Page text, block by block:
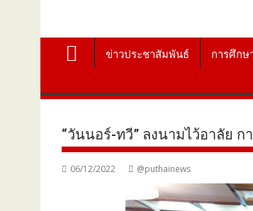
ข่าวประชาสัมพันธ์ การศึกษ
“วันนอร์-ทวี” ลงนามไว้อาลัย
06/12/2022 @puthainews